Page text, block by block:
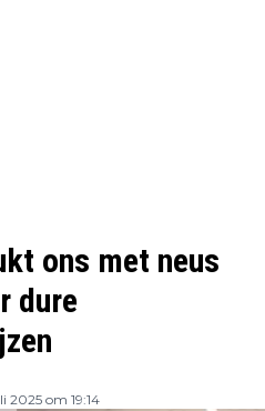
ons met neus
dure
2025 om 19:14